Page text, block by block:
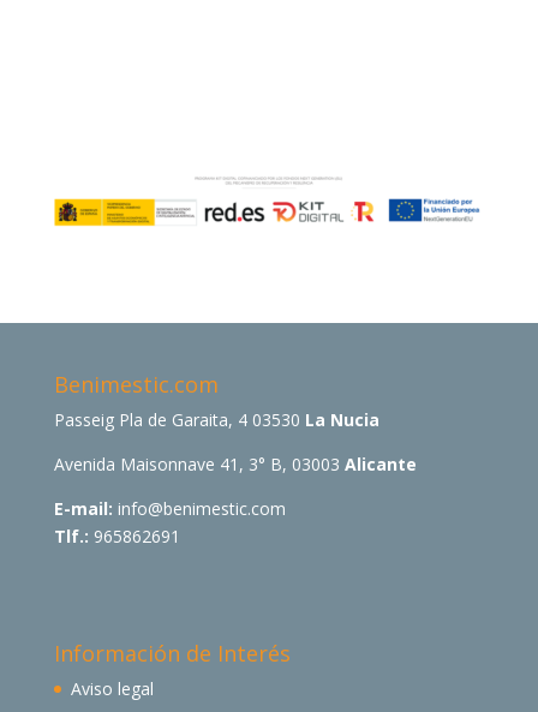
Benimestic.com
Passeig Pla de Garaita, 4 03530 La Nucia
Avenida Maisonnave 41, 3° B, 03003 Alicante
E-mail: info@benimestic.com
Tlf.: 965862691
Información de Interés
Aviso legal